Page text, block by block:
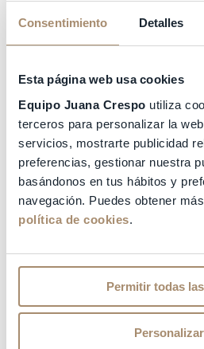
Consentimiento Detalles
Esta página web usa cookies
Equipo Juana Crespo utiliza
terceros para personalizar la
servicios, mostrarte publicidad
preferencias, gestionar nuestra
basándonos en tus hábitos y
navegación. Puedes obtener
política de cookies.
Permitir todas
Personalizar